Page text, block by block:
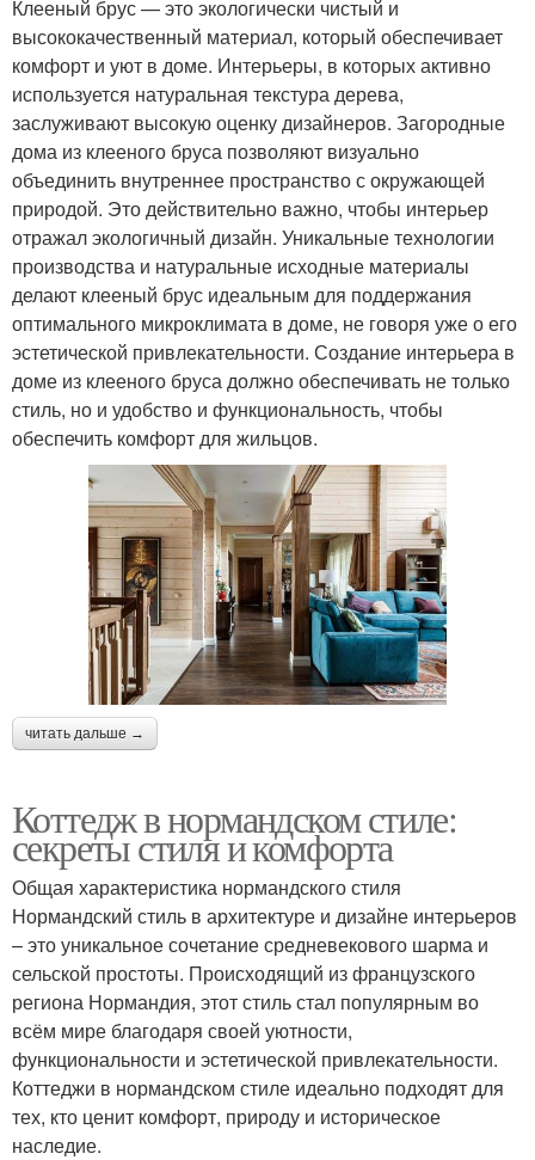
Клееный брус — это экологически чистый и
высококачественный материал, который обеспечивает
комфорт и уют в доме. Интерьеры, в которых активно
используется натуральная текстура дерева,
заслуживают высокую оценку дизайнеров. Загородные
дома из клееного бруса позволяют визуально
объединить внутреннее пространство с окружающей
природой. Это действительно важно, чтобы интерьер
отражал экологичный дизайн. Уникальные технологии
производства и натуральные исходные материалы
делают клееный брус идеальным для поддержания
оптимального микроклимата в доме, не говоря уже о его
эстетической привлекательности. Создание интерьера в
доме из клееного бруса должно обеспечивать не только
стиль, но и удобство и функциональность, чтобы
обеспечить комфорт для жильцов.
читать дальше →
Коттедж в нормандском стиле:
секреты стиля и комфорта
Общая характеристика нормандского стиля
Нормандский стиль в архитектуре и дизайне интерьеров
– это уникальное сочетание средневекового шарма и
сельской простоты. Происходящий из французского
региона Нормандия, этот стиль стал популярным во
всём мире благодаря своей уютности,
функциональности и эстетической привлекательности.
Коттеджи в нормандском стиле идеально подходят для
тех, кто ценит комфорт, природу и историческое
наследие.